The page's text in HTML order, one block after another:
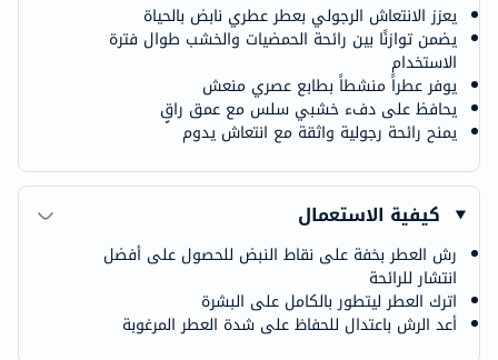
يعزز الانتعاش الرجولي بعطر عطري نابض بالحياة
يضمن توازنًا بين رائحة الحمضيات والخشب طوال فترة
الاستخدام
يوفر عطراً منشطاً بطابع عصري منعش
يحافظ على دفء خشبي سلس مع عمق راقٍ
يمنح رائحة رجولية واثقة مع انتعاش يدوم
كيفية الاستعمال
رش العطر بخفة على نقاط النبض للحصول على أفضل
انتشار للرائحة
اترك العطر ليتطور بالكامل على البشرة
أعد الرش باعتدال للحفاظ على شدة العطر المرغوبة